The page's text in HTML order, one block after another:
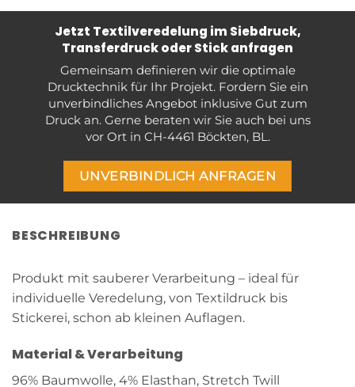
Jetzt Textilveredelung im Siebdruck,
Transferdruck oder Stick anfragen
Gemeinsam definieren wir die optimale
Drucktechnik für Ihr Projekt. Fordern Sie ein
unverbindliches Angebot inklusive Gut zum
Druck an. Gerne beraten wir Sie auch bei uns
vor Ort in CH-4461 Böckten, BL.
UNVERBINDLICH ANFRAGEN
BESCHREIBUNG
Produkt mit sauberer Verarbeitung – ideal für
individuelle Veredelung, von Textildruck bis
Stickerei, schon ab kleinen Auflagen.
Material & Verarbeitung
96% Baumwolle, 4% Elasthan, Stretch Twill